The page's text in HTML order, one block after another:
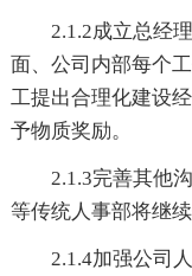
2.1.2成立总经
面、公司内部每个
工提出合理化建设
予物质奖励。
2.1.3完善其他
等传统人事部将继续
2.1.4加强公司